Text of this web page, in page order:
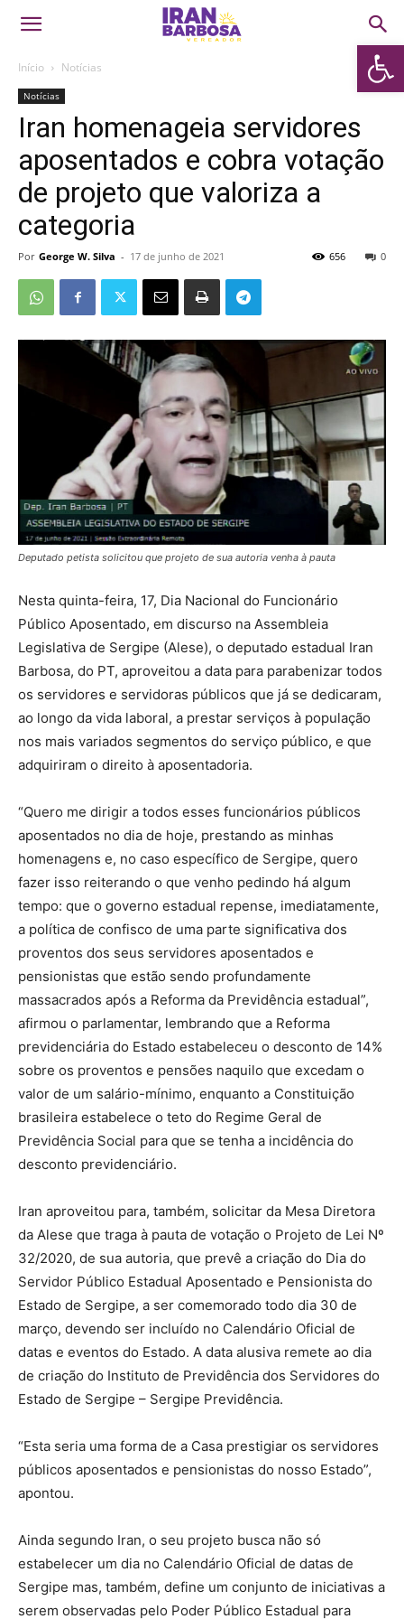
Abrir
Início Notícias
Notícias
Iran homenageia servidores
aposentados e cobra votação
de projeto que valoriza a
categoria
Por George W. Silva - 17 de junho de 2021 0
656
Deputado petista solicitou que projeto de sua autoria venha à pauta
Nesta quinta-feira, 17, Dia Nacional do Funcionário
Público Aposentado, em discurso na Assembleia
Legislativa de Sergipe (Alese), o deputado estadual Iran
Barbosa, do PT, aproveitou a data para parabenizar todos
os servidores e servidoras públicos que já se dedicaram,
ao longo da vida laboral, a prestar serviços à população
nos mais variados segmentos do serviço público, e que
adquiriram o direito à aposentadoria.
“Quero me dirigir a todos esses funcionários públicos
aposentados no dia de hoje, prestando as minhas
homenagens e, no caso específico de Sergipe, quero
fazer isso reiterando o que venho pedindo há algum
tempo: que o governo estadual repense, imediatamente,
a política de confisco de uma parte significativa dos
proventos dos seus servidores aposentados e
pensionistas que estão sendo profundamente
massacrados após a Reforma da Previdência estadual”,
afirmou o parlamentar, lembrando que a Reforma
previdenciária do Estado estabeleceu o desconto de 14%
sobre os proventos e pensões naquilo que excedam o
valor de um salário-mínimo, enquanto a Constituição
brasileira estabelece o teto do Regime Geral de
Previdência Social para que se tenha a incidência do
desconto previdenciário.
Iran aproveitou para, também, solicitar da Mesa Diretora
da Alese que traga à pauta de votação o Projeto de Lei Nº
32/2020, de sua autoria, que prevê a criação do Dia do
Servidor Público Estadual Aposentado e Pensionista do
Estado de Sergipe, a ser comemorado todo dia 30 de
março, devendo ser incluído no Calendário Oficial de
datas e eventos do Estado. A data alusiva remete ao dia
de criação do Instituto de Previdência dos Servidores do
Estado de Sergipe – Sergipe Previdência.
“Esta seria uma forma de a Casa prestigiar os servidores
públicos aposentados e pensionistas do nosso Estado”,
apontou.
Ainda segundo Iran, o seu projeto busca não só
estabelecer um dia no Calendário Oficial de datas de
Sergipe mas, também, define um conjunto de iniciativas a
serem observadas pelo Poder Público Estadual para